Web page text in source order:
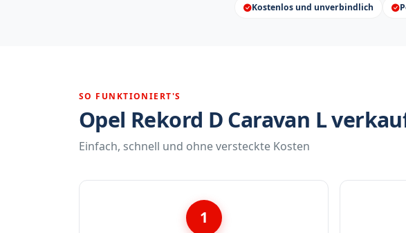
Kostenlos und unverbindlich
SO FUNKTIONIERT'S
Opel Rekord D Caravan L
Einfach, schnell und ohne versteckte Kosten
1